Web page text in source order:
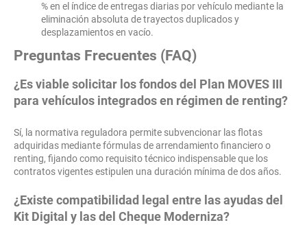
% en el índice de entregas diarias por vehículo mediante la
eliminación absoluta de trayectos duplicados y
desplazamientos en vacío.
Preguntas Frecuentes (FAQ)
¿Es viable solicitar los fondos del Plan MOVES III
para vehículos integrados en régimen de renting?
Sí, la normativa reguladora permite subvencionar las flotas
adquiridas mediante fórmulas de arrendamiento financiero o
renting, fijando como requisito técnico indispensable que los
contratos vigentes estipulen una duración mínima de dos años.
¿Existe compatibilidad legal entre las ayudas del
Kit Digital y las del Cheque Moderniza?